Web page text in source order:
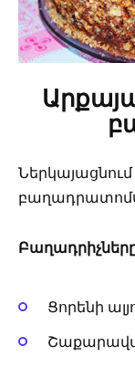
Ցորենի